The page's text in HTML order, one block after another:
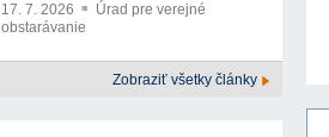
17. 7. 2026
Úrad pre verejné
obstarávanie
Zobraziť všetky články